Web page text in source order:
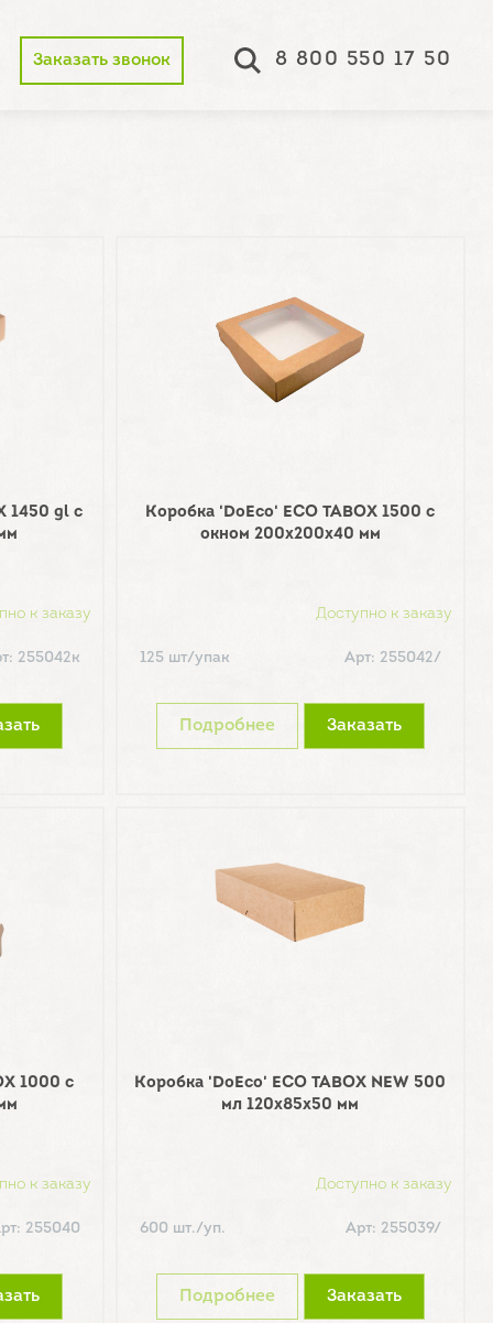
Заказать звонок 8 800 550 17 50
1450 gl с
к заказу
255042к
Коробка 'DoEco' ECO TABOX 1500 с
окном 200х200х40 мм
Доступно к заказу
125 шт/упак Арт: 255042/
Подробнее Заказать
1000 с
к заказу
255040
Коробка 'DoEco' ECO TABOX NEW 500
мл 120х85х50 мм
Доступно к заказу
600 шт./уп. Арт: 255039/
Подробнее Заказать